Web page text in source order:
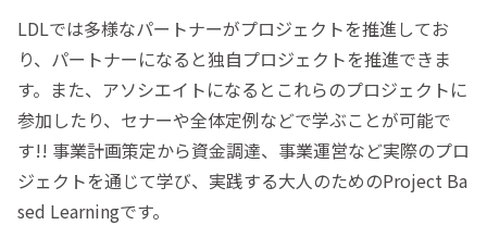
LDLでは多様なパートナーがプロジェクトを推進してお
り、パートナーになると独自プロジェクトを推進できま
す。また、アソシエイトになるとこれらのプロジェクトに
参加したり、セナーや全体定例などで学ぶことが可能で
す!! 事業計画策定から資金調達、事業運営など実際のプロ
ジェクトを通じて学び、実践する大人のためのProject Ba
sed Learningです。